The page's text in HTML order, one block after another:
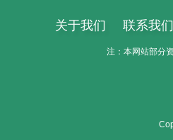
关于我们 联系我们
注：本网站部分